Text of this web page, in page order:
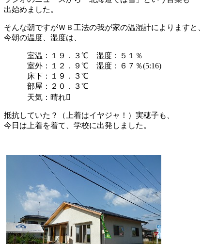
出始めました。
そんな朝ですがＷＢ工法の我が家の温湿計によりますと、
今朝の温度、湿度は、
室温：１９．３℃ 湿度：５１％
室外：１２．９℃ 湿度：６７％(5:16)
床下：１９．３℃
部屋：２０．３℃
天気：晴れ
抵抗していた？（上着はイヤジャ！）実穂子も、
今日は上着を着て、学校に出発しました。